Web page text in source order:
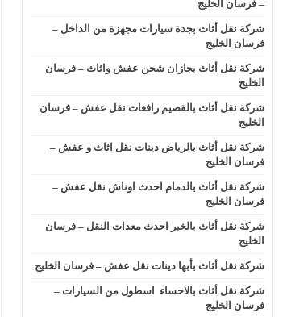
– فرسان الخليج
شركة نقل أثاث بجدة سيارات مجهزة من الداخل –
فرسان الخليج
شركة نقل أثاث بجازان شحن عفش واثاث – فرسان
الخليج
شركة نقل أثاث بالقصيم رافعات نقل عفش – فرسان
الخليج
شركة نقل أثاث بالرياض دينات نقل اثاث و عفش –
فرسان الخليج
شركة نقل أثاث بالدمام احدث اوناش نقل عفش –
فرسان الخليج
شركة نقل أثاث بالخبر احدث معدات النقل – فرسان
الخليج
شركة نقل أثاث بأبها دينات نقل عفش – فرسان الخليج
شركة نقل أثاث بالاحساء اسطول من السيارات –
فرسان الخليج